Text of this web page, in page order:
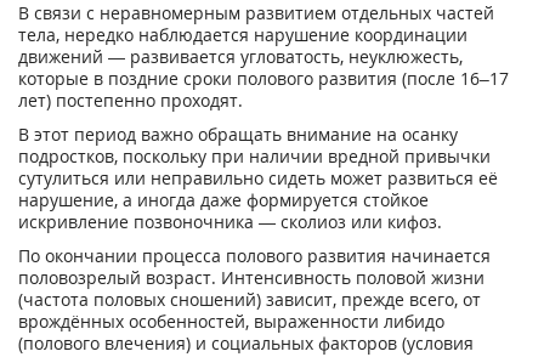
В связи с неравномерным развитием отдельных частей
тела, нередко наблюдается нарушение координации
движений — развивается угловатость, неуклюжесть,
которые в поздние сроки полового развития (после 16–17
лет) постепенно проходят.
В этот период важно обращать внимание на осанку
подростков, поскольку при наличии вредной привычки
сутулиться или неправильно сидеть может развиться её
нарушение, а иногда даже формируется стойкое
искривление позвоночника — сколиоз или кифоз.
По окончании процесса полового развития начинается
половозрелый возраст. Интенсивность половой жизни
(частота половых сношений) зависит, прежде всего, от
врождённых особенностей, выраженности либидо
(полового влечения) и социальных факторов (условия